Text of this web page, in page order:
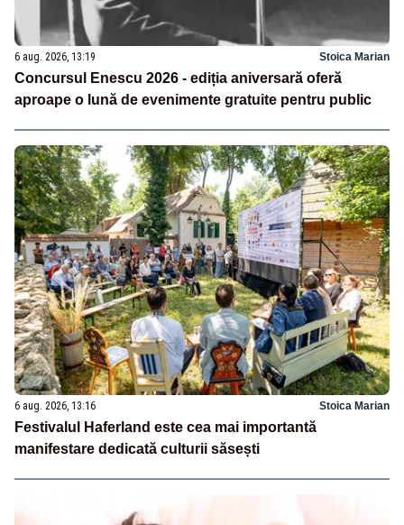
6 aug. 2026, 13:19 Stoica Marian
Concursul Enescu 2026 - ediția aniversară oferă
aproape o lună de evenimente gratuite pentru public
6 aug. 2026, 13:16 Stoica Marian
Festivalul Haferland este cea mai importantă
manifestare dedicată culturii săsești